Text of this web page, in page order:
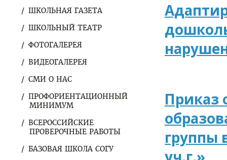
ШКОЛЬНАЯ ГАЗЕТА
ШКОЛЬНЫЙ ТЕАТР
ФОТОГАЛЕРЕЯ
ВИДЕОГАЛЕРЕЯ
СМИ О НАС
ПРОФОРИЕНТАЦИОННЫЙ
МИНИМУМ
ВСЕРОССИЙСКИЕ
ПРОВЕРОЧНЫЕ РАБОТЫ
БАЗОВАЯ ШКОЛА СОГУ
Приказ
группы